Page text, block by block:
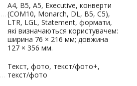
A4, B5, A5, Executive, конверти
(COM10, Monarch, DL, B5, C5),
LTR, LGL, Statement, формати,
які визначаються користувачем:
ширина 76 × 216 мм; довжина
127 × 356 мм.
Текст, фото, текст/фото+,
текст/фото